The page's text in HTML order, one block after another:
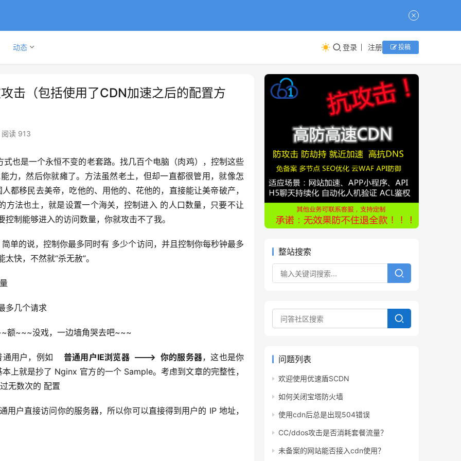
动态 登录 注册 投稿
击（包括使用了CDN加速之后的配置方
阅读 913
也是一个永恒不变的老套路。找几百个电脑（肉鸡），控制这些
力，然后你就瘫了。方法虽然老土，但却一直都很管用，就像怎
都移民去美帝，吃他的、用他的、花他的，直接能让美帝破产，
方法也土，就是设置一个海关，控制进入 的人口数量，只要不让
制能够进入的访问数量，你就攻击不了我。
单的说，控制你最多同时有 多少个访问，并且控制你每秒钟最多
快，不然就“杀无赦”。
多几个请求
额~~~没戏，一边墙角哭去吧~~~
通用户，例如 普通用户IE浏览器  ——->  你的服务器，这也是你
上就是抄了 Nginx 官方的一个 Sample。考虑到文章的完整性，
无数次的 配置
户直接访问你的服务器，所以你可以直接得到用户的 IP 地址，
整站搜索
问题列表
欢迎使用优速盾SCDN
如何关闭宝塔防火墙
使用cdn后总是出现504错误
CC/ddos攻击是否消耗套餐流量？
未备案的网站能否接入cdn使用？